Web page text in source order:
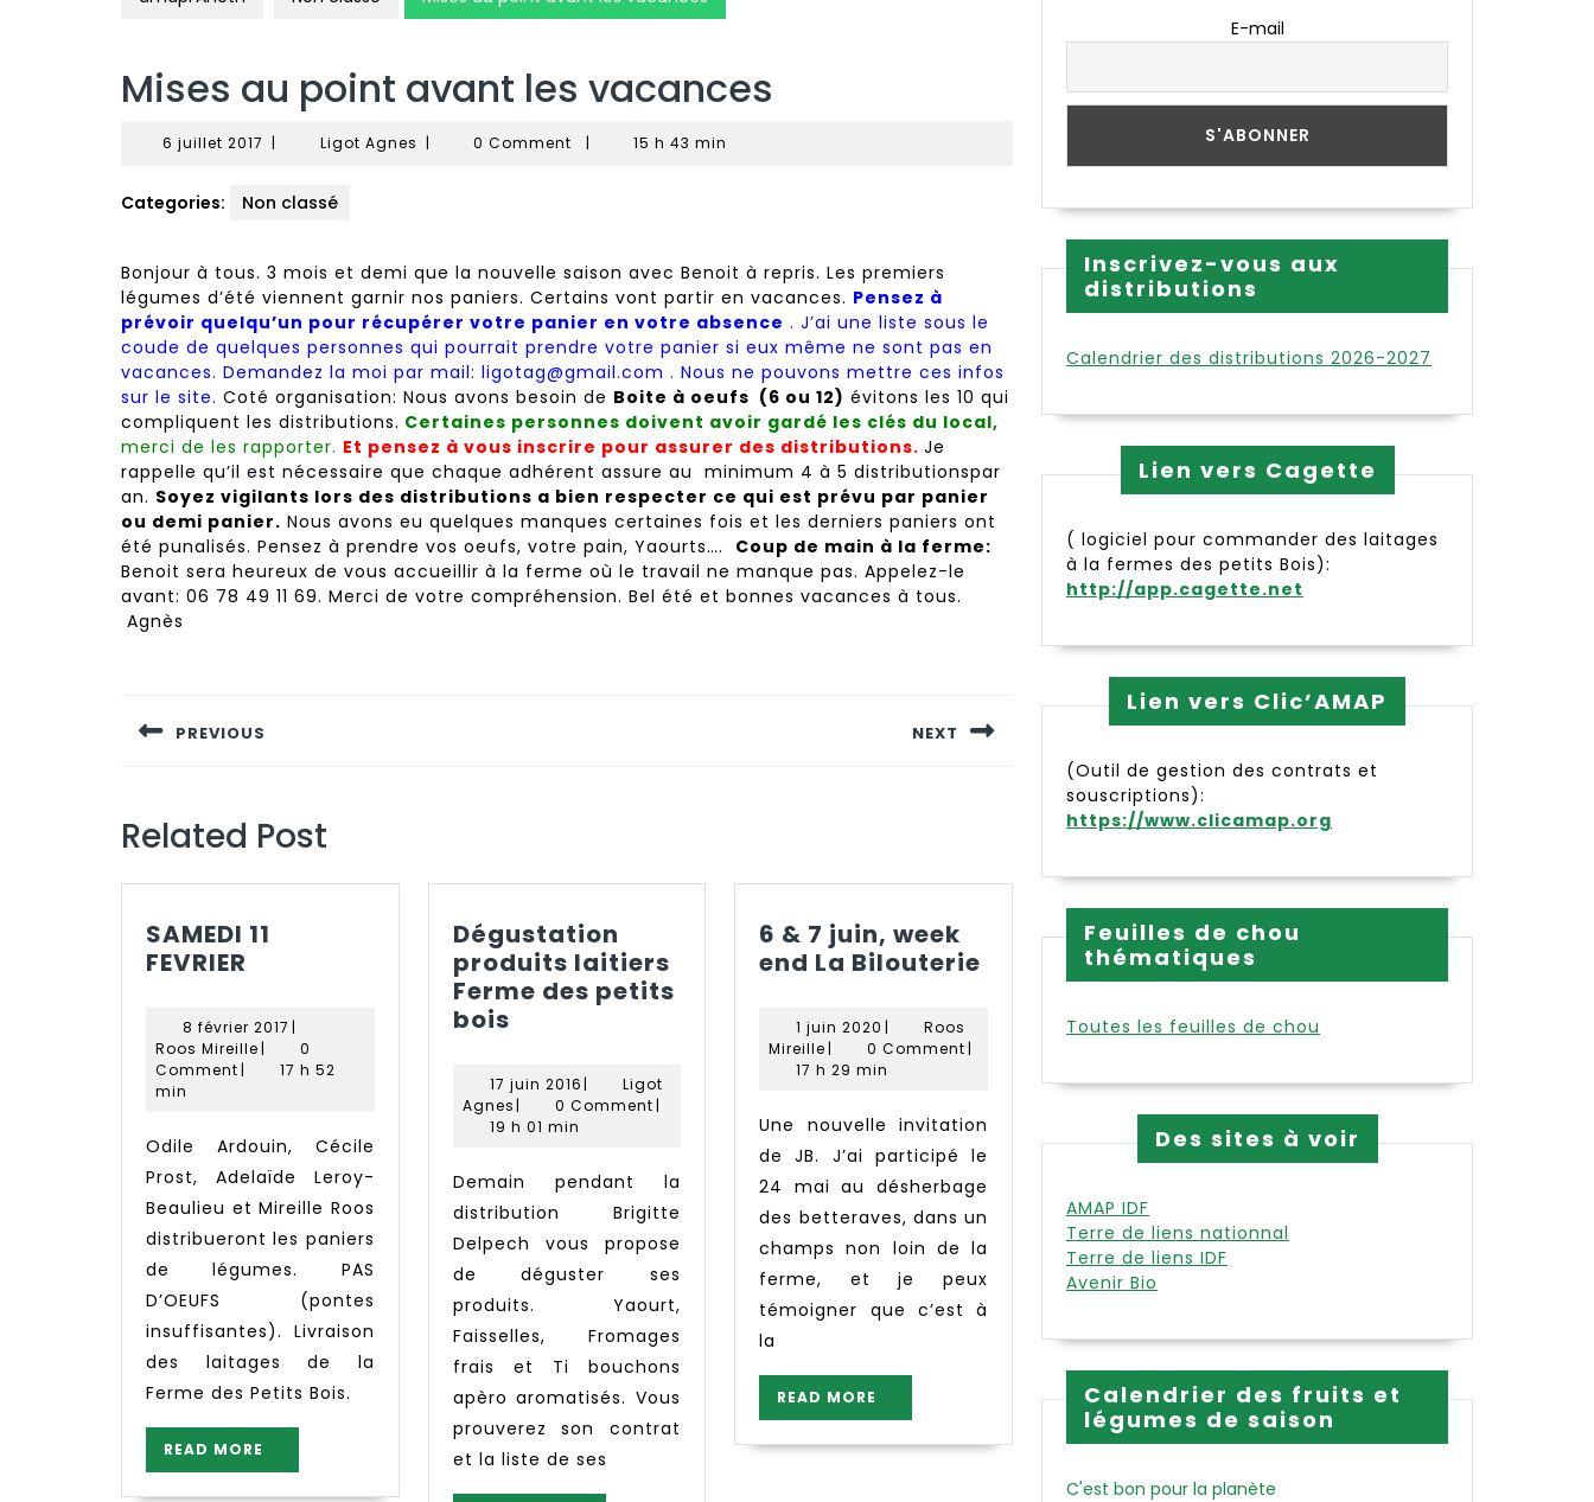
Mises au point avant les vacances
6 juillet 2017 6| Ligot Agnes Ligot
| 0 Comment | 15 h 43 min
Categories: Non classé
Bonjour à tous. 3 mois et demi que la nouvelle saison avec Benoit à repris. Les premiers
légumes d’été viennent garnir nos paniers. Certains vont partir en vacances. Pensez à
prévoir quelqu’un pour récupérer votre panier en votre absence . J’ai une liste sous le
coude de quelques personnes qui pourrait prendre votre panier si eux même ne sont pas en
vacances. Demandez la moi par mail: ligotag@gmail.com . Nous ne pouvons mettre ces infos
sur le site. Coté organisation: Nous avons besoin de Boite à oeufs (6 ou 12) évitons les 10 qui
compliquent les distributions. Certaines personnes doivent avoir gardé les clés du local,
merci de les rapporter. Et pensez à vous inscrire pour assurer des distributions. Je
rappelle qu’il est nécessaire que chaque adhérent assure au minimum 4 à 5 distributionspar
an. Soyez vigilants lors des distributions a bien respecter ce qui est prévu par panier
ou demi panier. Nous avons eu quelques manques certaines fois et les derniers paniers ont
été punalisés. Pensez à prendre vos oeufs, votre pain, Yaourts…. Coup de main à la ferme:
Benoit sera heureux de vous accueillir à la ferme où le travail ne manque pas. Appelez-le
avant: 06 78 49 11 69. Merci de votre compréhension. Bel été et bonnes vacances à tous.
Agnès
de PREVIOUS NEXT
Related Post
SAMEDI 11
FEVRIER
FEVRIER
8 février 2017 8
février
2017
|
Roos MireilleRoos
Mireille
|
0
Comment |
17 h 52
min
Odile Ardouin, Cécile
Prost, Adelaïde Leroy-
Beaulieu et Mireille Roos
distribueront les paniers
de légumes. PAS
D’OEUFS (pontes
insuffisantes). Livraison
des laitages de la
Ferme des Petits Bois.
READ MORE
MORE
Dégustation
produits laitiers
Ferme des petits
boisDégustation
laitiers
Ferme
des
bois
17 juin 201617
juin
|
Ligot
AgnesLigot
Agnes
| 0 Comment |
19 h 01 min
Demain pendant la
distribution Brigitte
Delpech vous propose
de déguster ses
produits. Yaourt,
Faisselles, Fromages
frais et Ti bouchons
apèro aromatisés. Vous
prouverez son contrat
et la liste de ses
6 & 7 juin, week
end La Bilouterie
week
La
Bilouterie
1 juin 2020 1
juin
2020
|
Roos
MireilleRoos
Mireille
| 0 Comment |
17 h 29 min
Une nouvelle invitation
de JB. J’ai participé le
24 mai au désherbage
des betteraves, dans un
champs non loin de la
ferme, et je peux
témoigner que c’est à
la
READ MORE
MORE
E-mail
Inscrivez-vous aux
distributions
Calendrier des distributions 2026-2027
Lien vers Cagette
( logiciel pour commander des laitages
à la fermes des petits Bois):
http://app.cagette.net
Lien vers Clic’AMAP
(Outil de gestion des contrats et
souscriptions):
https://www.clicamap.org
Feuilles de chou
thématiques
Toutes les feuilles de chou
Des sites à voir
AMAP IDF
Terre de liens nationnal
Terre de liens IDF
Avenir Bio
Calendrier des fruits et
légumes de saison
C'est bon pour la planète